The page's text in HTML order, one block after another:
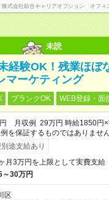
株式会社綜合キャリアオプション オフィ
未読
経験OK！残業ほ
マーケティング
ブランクOK WEB登録・面
月収例 29万円 時給1850円
を保証するものではありませ
可（利用条件有）
途支給あり
月3万円を上限として実費支給
～30万円
区